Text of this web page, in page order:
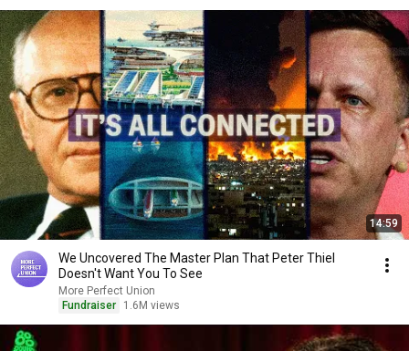
14:59
We Uncovered The Master Plan That Peter Thiel
Doesn't Want You To See
More Perfect Union
Fundraiser
1.6M views